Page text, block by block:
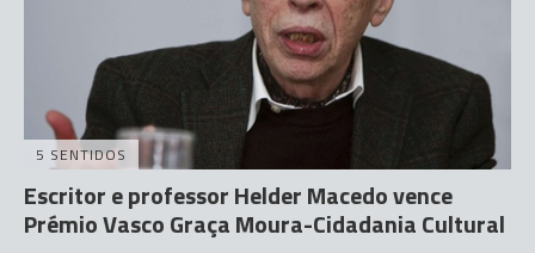
5 SENTIDOS
Escritor e professor Helder Macedo vence
Prémio Vasco Graça Moura-Cidadania Cultural